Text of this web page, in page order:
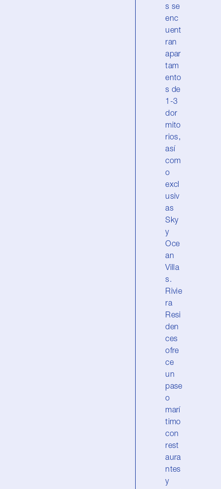
s se
enc
uent
ran
apar
tam
ento
s de
1-3
dor
mito
rios,
así
com
o
excl
usiv
as
Sky
y
Oce
an
Villa
s.
Rivie
ra
Resi
den
ces
ofre
ce
un
pase
o
marí
timo
con
rest
aura
ntes
y